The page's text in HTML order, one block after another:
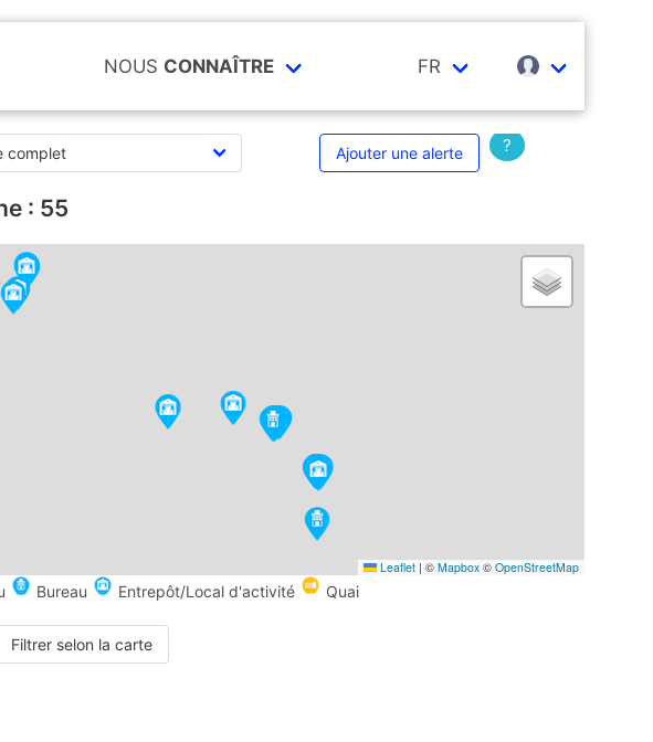
NOUS CONNAÎTRE FR
Ajouter une alerte ?
: 55
Leaflet | © Mapbox © OpenStreetMap
Bureau Entrepôt/Local d'activité Quai
Filtrer selon la carte